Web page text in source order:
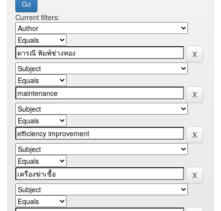
Current filters: